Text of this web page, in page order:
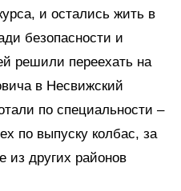
и остались жить в
безопасности и
решили переехать на
в Несвижский
по специальности –
по выпуску колбас, за
из других районов